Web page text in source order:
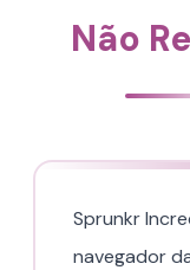
Não
Sprunkr
navegador